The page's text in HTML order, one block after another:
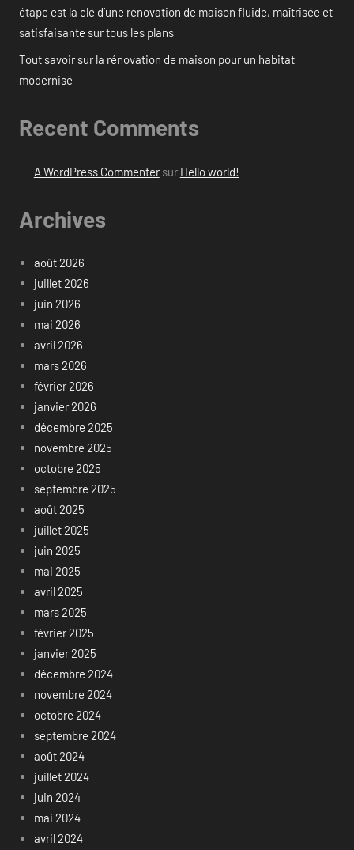
étape est la clé d’une rénovation de maison fluide, maîtrisée et
satisfaisante sur tous les plans
Tout savoir sur la rénovation de maison pour un habitat
modernisé
Recent Comments
A WordPress Commentersur Hello world!
Archives
août 2026
juillet 2026
juin 2026
mai 2026
avril 2026
mars 2026
février 2026
janvier 2026
décembre 2025
novembre 2025
octobre 2025
septembre 2025
août 2025
juillet 2025
juin 2025
mai 2025
avril 2025
mars 2025
février 2025
janvier 2025
décembre 2024
novembre 2024
octobre 2024
septembre 2024
août 2024
juillet 2024
juin 2024
mai 2024
avril 2024